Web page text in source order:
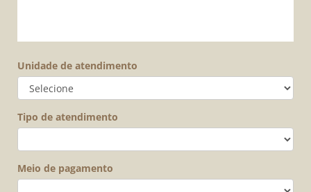
Unidade de atendimento
Tipo de atendimento
Meio de pagamento